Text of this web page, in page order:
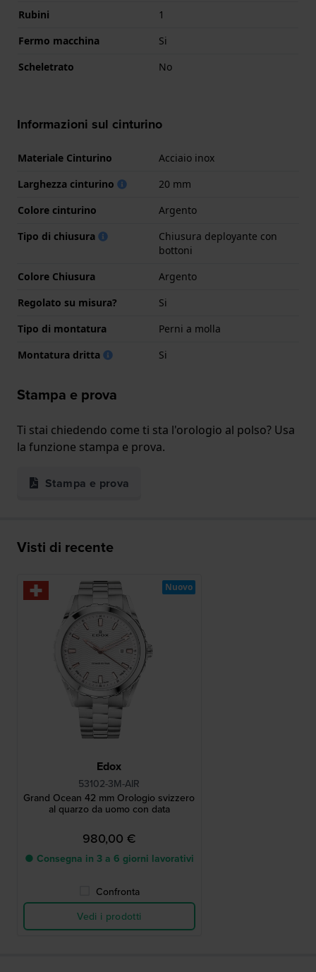
Rubini
1
Fermo macchina
Si
Scheletrato
No
Informazioni sul cinturino
Materiale Cinturino
Acciaio inox
Larghezza cinturino
20 mm
Colore cinturino
Argento
Tipo di chiusura
Chiusura deployante con
bottoni
Colore Chiusura
Argento
Regolato su misura?
Si
Tipo di montatura
Perni a molla
Montatura dritta
Si
Stampa e prova
Ti stai chiedendo come ti sta l'orologio al polso? Usa
la funzione stampa e prova.
Stampa e prova
Visti di recente
Edox
53102-3M-AIR
Grand Ocean 42 mm Orologio svizzero
al quarzo da uomo con data
980,00 €
● Consegna in 3 a 6 giorni lavorativi
Confronta
Vedi i prodotti
Nuovo